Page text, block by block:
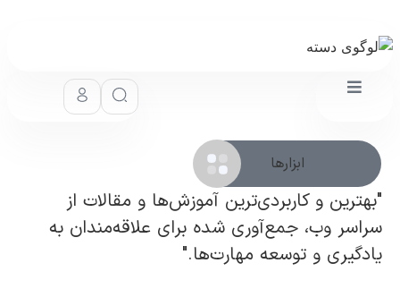
ابزارها
"بهترین و کاربردی‌ترین آموزش‌ها و مقالات از
سراسر وب، جمع‌آوری شده برای علاقه‌مندان به
یادگیری و توسعه مهارت‌ها."